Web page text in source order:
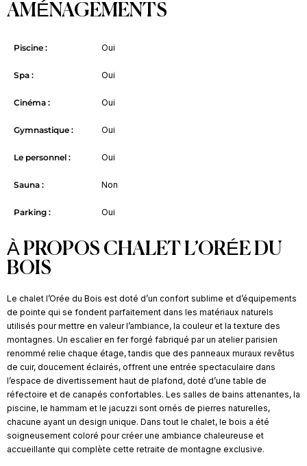
AMÉNAGEMENTS
Piscine : Oui
Spa : Oui
Cinéma : Oui
Gymnastique : Oui
Le personnel : Oui
Sauna : Non
Parking : Oui
À PROPOS CHALET L’ORÉE DU
BOIS
Le chalet l’Orée du Bois est doté d’un confort sublime et d’équipements
de pointe qui se fondent parfaitement dans les matériaux naturels
utilisés pour mettre en valeur l’ambiance, la couleur et la texture des
montagnes. Un escalier en fer forgé fabriqué par un atelier parisien
renommé relie chaque étage, tandis que des panneaux muraux revêtus
de cuir, doucement éclairés, offrent une entrée spectaculaire dans
l’espace de divertissement haut de plafond, doté d’une table de
réfectoire et de canapés confortables. Les salles de bains attenantes, la
piscine, le hammam et le jacuzzi sont ornés de pierres naturelles,
chacune ayant un design unique. Dans tout le chalet, le bois a été
soigneusement coloré pour créer une ambiance chaleureuse et
accueillante qui complète cette retraite de montagne exclusive.